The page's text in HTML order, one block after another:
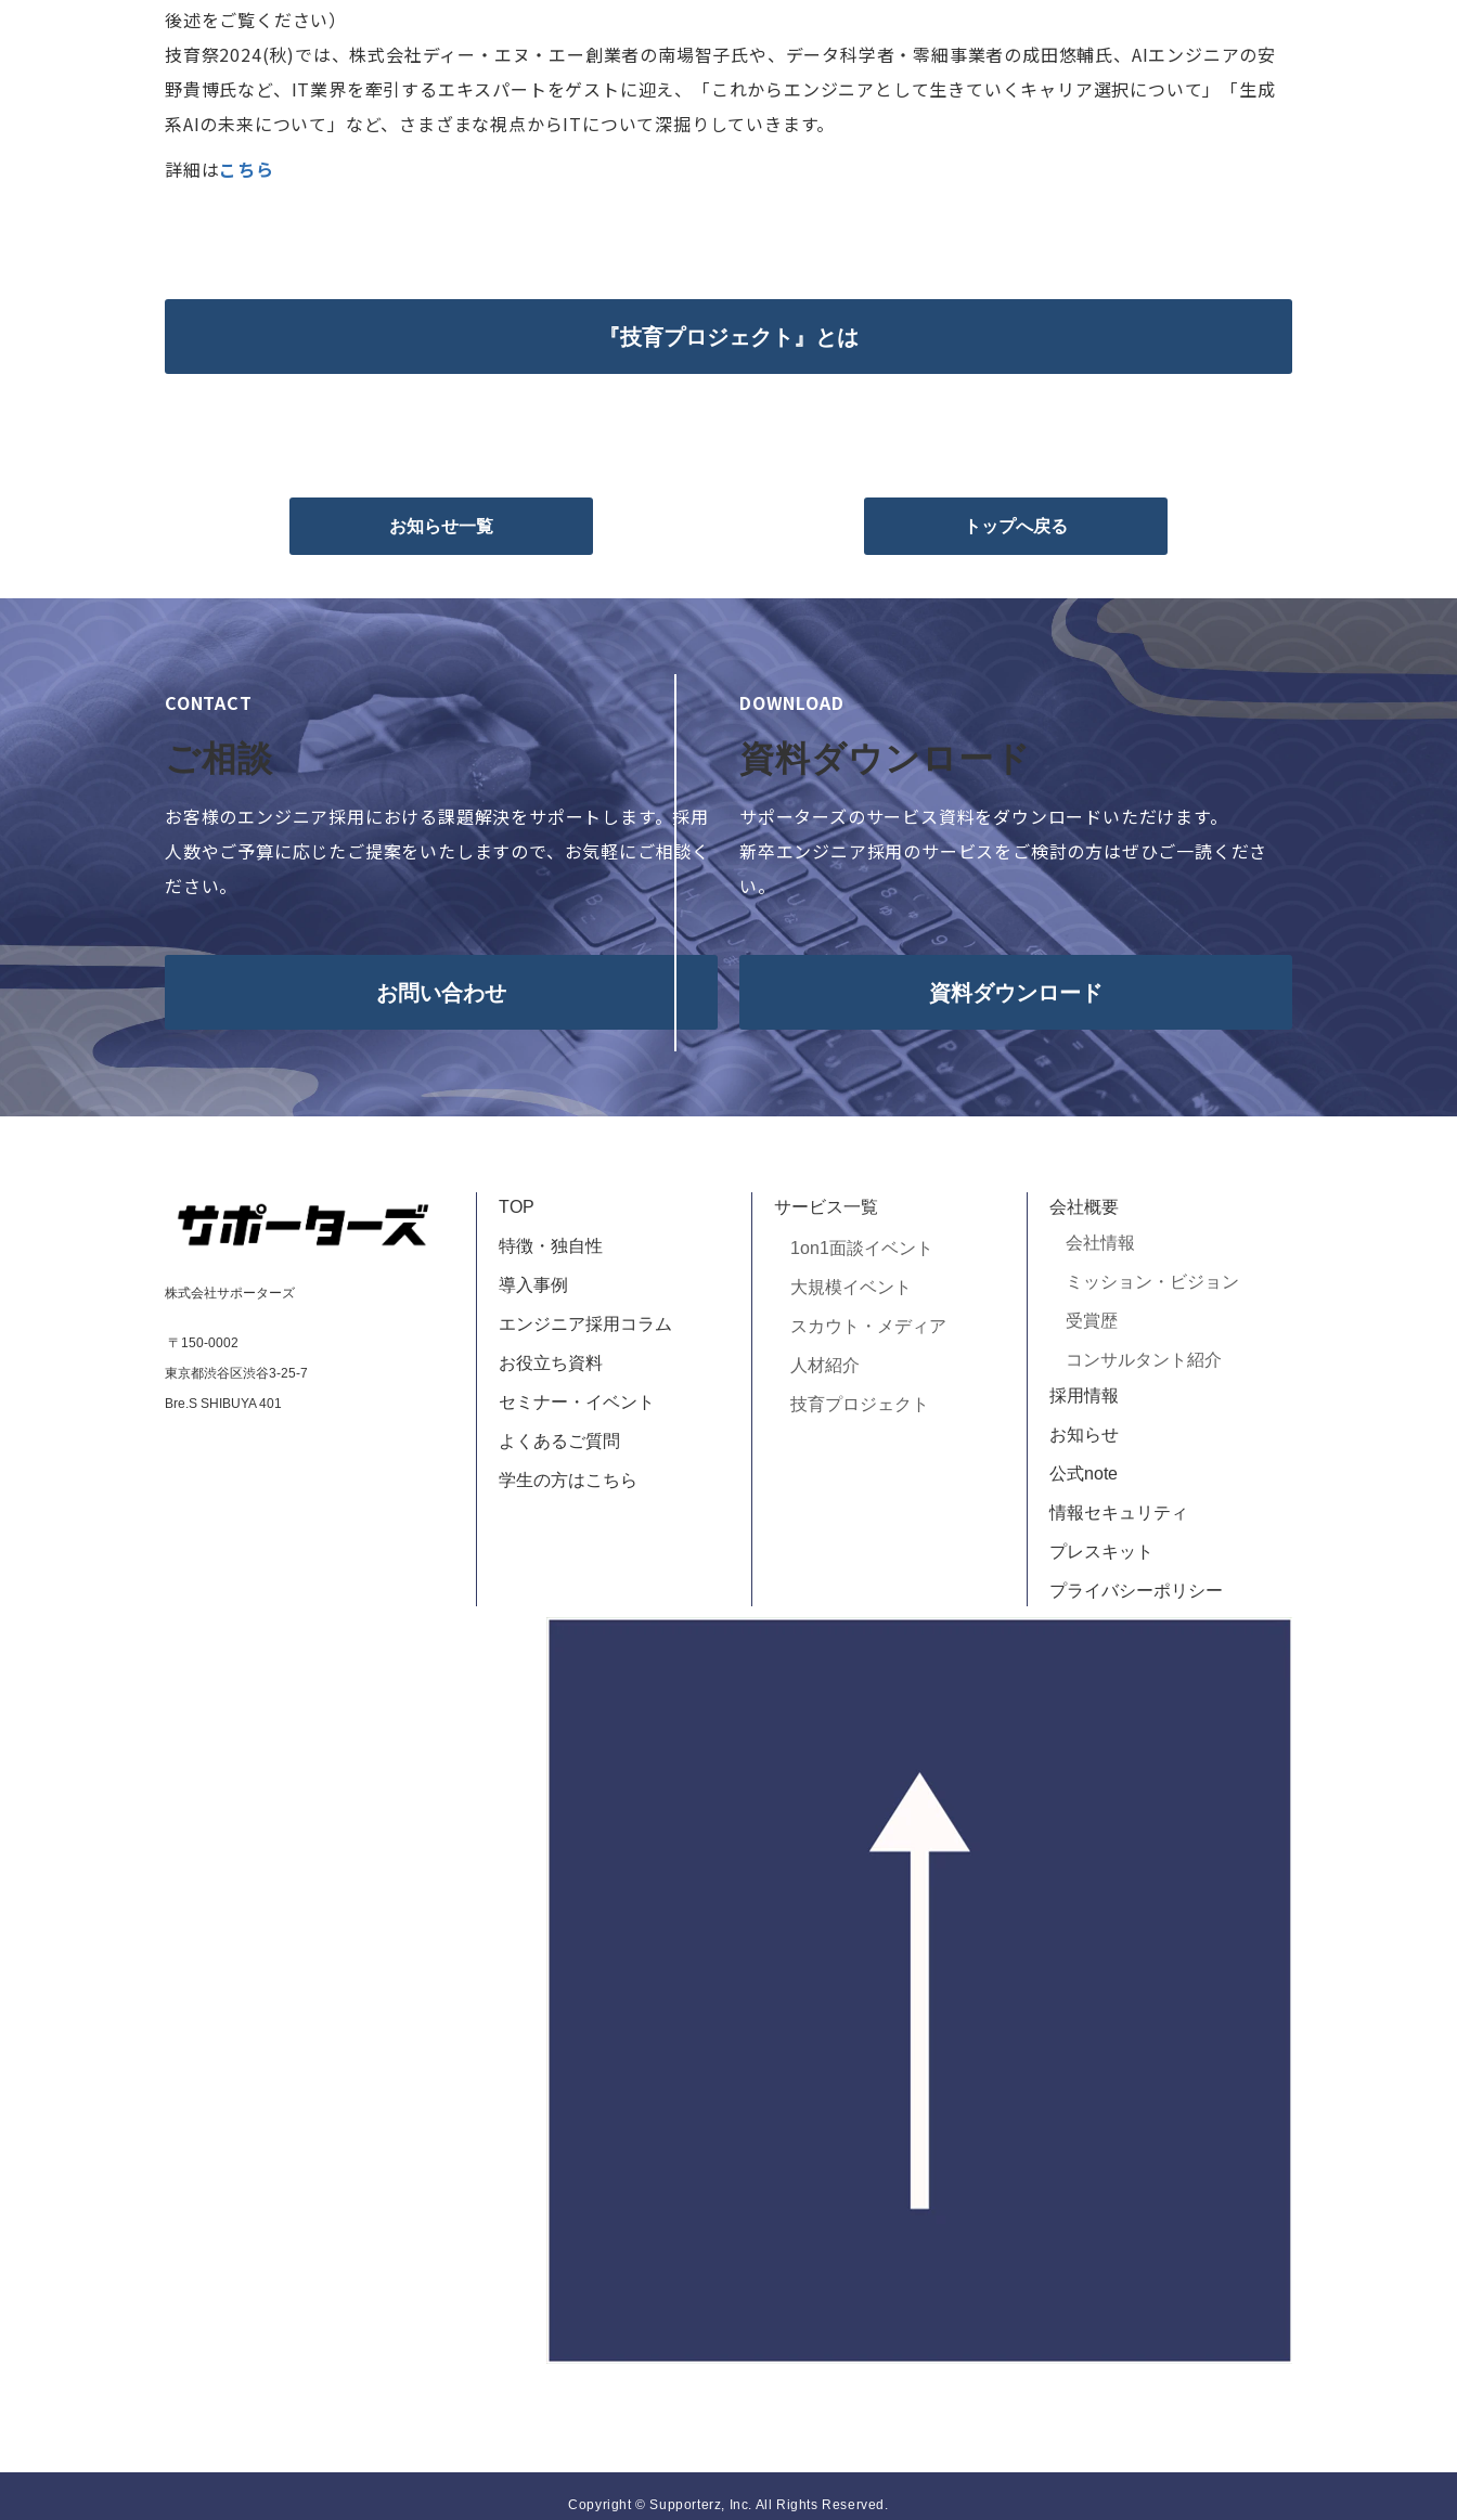
後述をご覧ください）
技育祭2024(秋)では、株式会社ディー・エヌ・エー創業者の南場智子氏や、データ科学者・零細事業者の成田悠輔氏、AIエンジニアの安
野貴博氏など、IT業界を牽引するエキスパートをゲストに迎え、「これからエンジニアとして生きていくキャリア選択について」「生成
系AIの未来について」など、さまざまな視点からITについて深掘りしていきます。
詳細はこちら
『技育プロジェクト』とは
お知らせ一覧 トップへ戻る
CONTACT
ご相談
お客様のエンジニア採用における課題解決をサポートします。採用
人数やご予算に応じたご提案をいたしますので、お気軽にご相談く
ださい。
お問い合わせ
DOWNLOAD
資料ダウンロード
サポーターズのサービス資料をダウンロードいただけます。
新卒エンジニア採用のサービスをご検討の方はぜひご一読くださ
い。
資料ダウンロード
株式会社サポーターズ
〒150-0002
東京都渋谷区渋谷3-25-7
Bre.S SHIBUYA 401
TOP
特徴・独自性
導入事例
エンジニア採用コラム
お役立ち資料
セミナー・イベント
よくあるご質問
学生の方はこちら
サービス一覧
1on1面談イベント
大規模イベント
スカウト・メディア
人材紹介
技育プロジェクト
会社概要
会社情報
ミッション・ビジョン
受賞歴
コンサルタント紹介
採用情報
お知らせ
公式note
情報セキュリティ
プレスキット
プライバシーポリシー
Copyright © Supporterz, Inc. All Rights Reserved.